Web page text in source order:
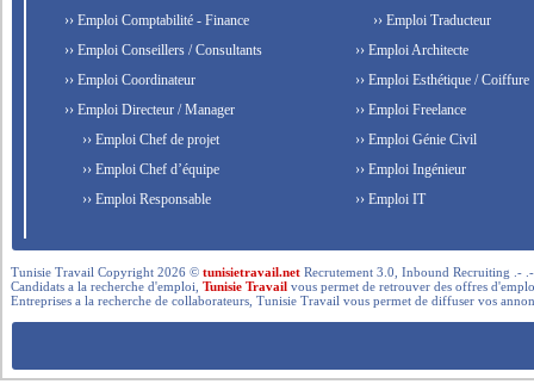
›› Emploi Comptabilité - Finance
›› Emploi Conseillers / Consultants
›› Emploi Coordinateur
›› Emploi Directeur / Manager
›› Emploi Chef de projet
›› Emploi Chef d’équipe
›› Emploi Responsable
›› Emploi Traducteur
›› Emploi Architecte
›› Emploi Esthétique / Coiffure
›› Emploi Freelance
›› Emploi Génie Civil
›› Emploi Ingénieur
›› Emploi IT
Tunisie Travail Copyright 2026 ©tunisietravail.net Recrutement 3.0, Inbound Recruiting .-
Candidats a la recherche d'emploi,Tunisie Travail vous permet de retrouver des offres
Entreprises a la recherche de collaborateurs, Tunisie Travail vous permet de diffuser vos